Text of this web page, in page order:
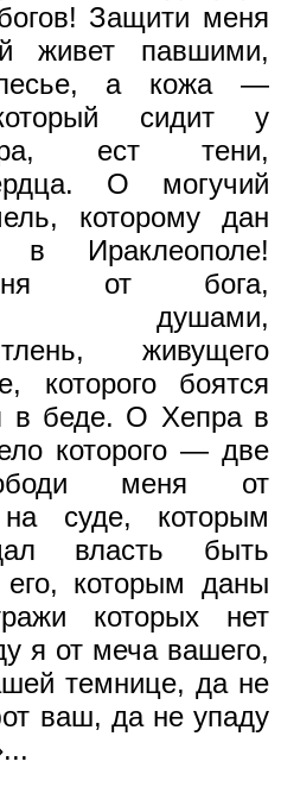
Защити меня
живет павшими,
песье, а кожа —
сидит у
ест тени,
О могучий
которому дан
в Ираклеополе!
от бога,
душами,
живущего
которого боятся
в беде. О Хепра в
которого — две
меня от
на суде, которым
власть быть
которым даны
которых нет
я от меча вашего,
темнице, да не
ваш, да не упаду